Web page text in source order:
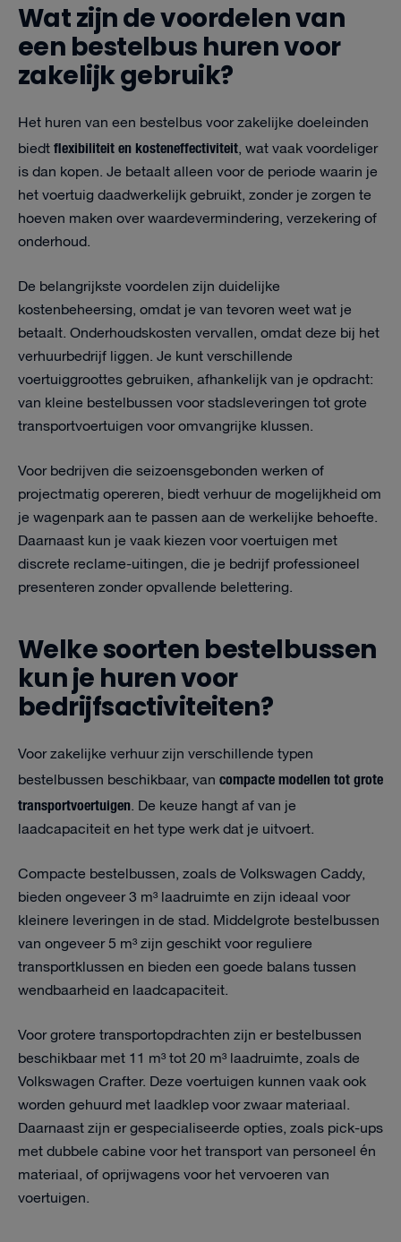
Wat zijn de voordelen van
een bestelbus huren voor
zakelijk gebruik?
Het huren van een bestelbus voor zakelijke doeleinden
biedtflexibiliteit en kosteneffectiviteit, wat vaak voordeliger
is dan kopen. Je betaalt alleen voor de periode waarin je
het voertuig daadwerkelijk gebruikt, zonder je zorgen te
hoeven maken over waardevermindering, verzekering of
onderhoud.
De belangrijkste voordelen zijn duidelijke
kostenbeheersing, omdat je van tevoren weet wat je
betaalt. Onderhoudskosten vervallen, omdat deze bij het
verhuurbedrijf liggen. Je kunt verschillende
voertuiggroottes gebruiken, afhankelijk van je opdracht:
van kleine bestelbussen voor stadsleveringen tot grote
transportvoertuigen voor omvangrijke klussen.
Voor bedrijven die seizoensgebonden werken of
projectmatig opereren, biedt verhuur de mogelijkheid om
je wagenpark aan te passen aan de werkelijke behoefte.
Daarnaast kun je vaak kiezen voor voertuigen met
discrete reclame-uitingen, die je bedrijf professioneel
presenteren zonder opvallende belettering.
Welke soorten bestelbussen
kun je huren voor
bedrijfsactiviteiten?
Voor zakelijke verhuur zijn verschillende typen
bestelbussen beschikbaar, van compacte modellen tot grote
transportvoertuigen. De keuze hangt af van je
laadcapaciteit en het type werk dat je uitvoert.
Compacte bestelbussen, zoals de Volkswagen Caddy,
bieden ongeveer 3 m³ laadruimte en zijn ideaal voor
kleinere leveringen in de stad. Middelgrote bestelbussen
van ongeveer 5 m³ zijn geschikt voor reguliere
transportklussen en bieden een goede balans tussen
wendbaarheid en laadcapaciteit.
Voor grotere transportopdrachten zijn er bestelbussen
beschikbaar met 11 m³ tot 20 m³ laadruimte, zoals de
Volkswagen Crafter. Deze voertuigen kunnen vaak ook
worden gehuurd met laadklep voor zwaar materiaal.
Daarnaast zijn er gespecialiseerde opties, zoals pick-ups
met dubbele cabine voor het transport van personeel én
materiaal, of oprijwagens voor het vervoeren van
voertuigen.